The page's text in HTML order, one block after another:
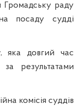
Громадську раду
посаду судді
яка довгий час
результатами
комісія суддів